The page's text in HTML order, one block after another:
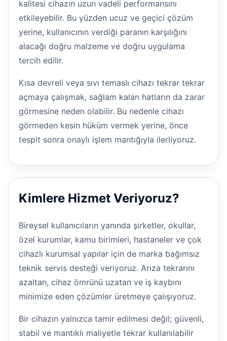
kalitesi cihazın uzun vadeli performansını
etkileyebilir. Bu yüzden ucuz ve geçici çözüm
yerine, kullanıcının verdiği paranın karşılığını
alacağı doğru malzeme ve doğru uygulama
tercih edilir.
Kısa devreli veya sıvı temaslı cihazı tekrar tekrar
açmaya çalışmak, sağlam kalan hatların da zarar
görmesine neden olabilir. Bu nedenle cihazı
görmeden kesin hüküm vermek yerine, önce
tespit sonra onaylı işlem mantığıyla ilerliyoruz.
Kimlere Hizmet Veriyoruz?
Bireysel kullanıcıların yanında şirketler, okullar,
özel kurumlar, kamu birimleri, hastaneler ve çok
cihazlı kurumsal yapılar için de marka bağımsız
teknik servis desteği veriyoruz. Arıza tekrarını
azaltan, cihaz ömrünü uzatan ve iş kaybını
minimize eden çözümler üretmeye çalışıyoruz.
Bir cihazın yalnızca tamir edilmesi değil; güvenli,
stabil ve mantıklı maliyetle tekrar kullanılabilir